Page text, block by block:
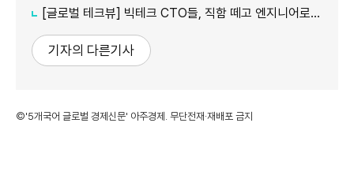
[글로벌 테크뷰] 빅테크 CTO들, 직함 떼고 엔지니어로 유턴...'앤트로픽행 러시' 이유는
기자의 다른기사
©'5개국어 글로벌 경제신문' 아주경제. 무단전재·재배포 금지